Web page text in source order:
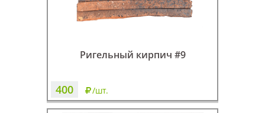
Ригельный кирпич #9
400 /шт.